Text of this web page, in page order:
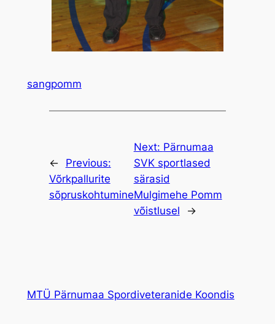
sangpomm
←
Previous:
Võrkpallurite
sõpruskohtumine
Next: Pärnumaa
SVK sportlased
särasid
Mulgimehe Pomm
võistlusel
→
MTÜ Pärnumaa Spordiveteranide Koondis